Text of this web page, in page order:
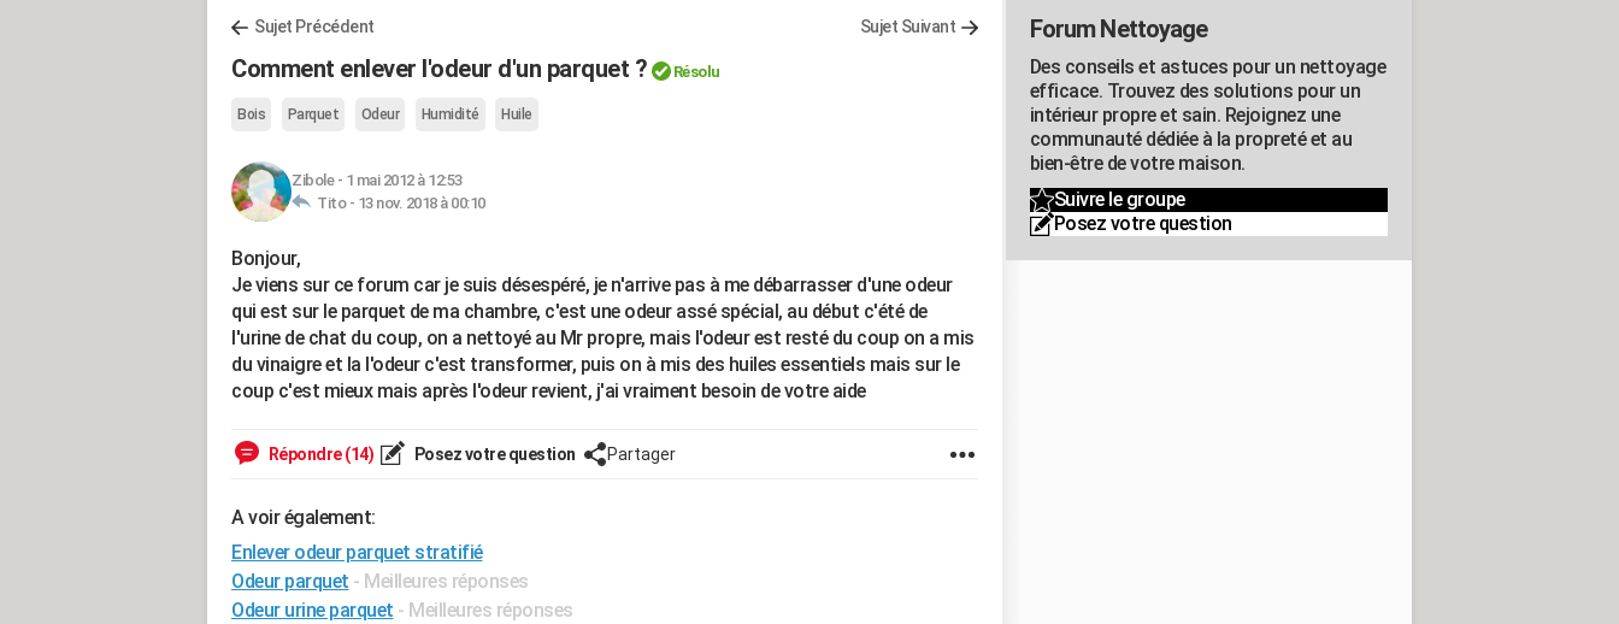
Sujet Précédent Sujet Suivant
Comment enlever l'odeur d'un parquet ? Résolu
Bois Parquet Odeur Humidité Huile
Zibole- 1 mai 2012 à 12:53
Tito - 13 nov. 2018 à 00:10
Bonjour,
Je viens sur ce forum car je suis désespéré, je n'arrive pas à me débarrasser d'une odeur
qui est sur le parquet de ma chambre, c'est une odeur assé spécial, au début c'été de
l'urine de chat du coup, on a nettoyé au Mr propre, mais l'odeur est resté du coup on a mis
du vinaigre et la l'odeur c'est transformer, puis on à mis des huiles essentiels mais sur le
coup c'est mieux mais après l'odeur revient, j'ai vraiment besoin de votre aide
Répondre (14) Posez votre question Partager
A voir également:
Enlever odeur parquet stratifié
Odeur parquet - Meilleures réponses
Odeur urine parquet - Meilleures réponses
Forum Nettoyage
Des conseils et astuces pour un nettoyage
efficace. Trouvez des solutions pour un
intérieur propre et sain. Rejoignez une
communauté dédiée à la propreté et au
bien-être de votre maison.
Suivre le groupe
Posez votre question